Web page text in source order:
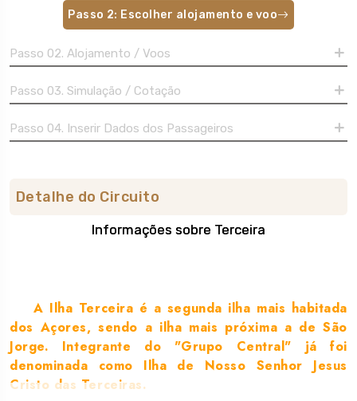
Passo 2: Escolher alojamento e voo
Passo 02. Alojamento / Voos
Passo 03. Simulação / Cotação
Passo 04. Inserir Dados dos Passageiros
Detalhe do Circuito
Informações sobre Terceira
A Ilha Terceira é a segunda ilha mais habitada
dos Açores, sendo a ilha mais próxima a de São
Jorge. Integrante do "Grupo Central" já foi
denominada como Ilha de Nosso Senhor Jesus
Cristo das Terceiras.